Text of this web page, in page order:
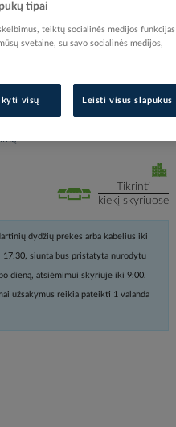
032645
4016705107803
norėdami pamatyti kainas
Tikrinti
kiekį skyriuose
dydžių prekes arba kabelius iki
17:30, siunta bus pristatyta nurodytu
dieną, atsiėmimui skyriuje iki 9:00.
užsakymus reikia pateikti 1 valanda
tipai
teiktų socialinės medijos funkcijas
svetaine, su savo socialinės medijos,
visų Leisti visus slapukus